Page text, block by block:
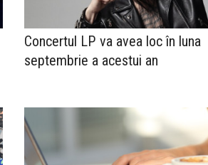
Concertul LP va avea loc în luna
septembrie a acestui an